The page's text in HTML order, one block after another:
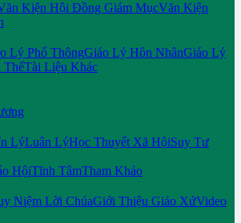
Kiện Hội Đồng Giám MụcVăn Kiện
Lý Phổ ThôngGiáo Lý Hôn NhânGiáo Lý
ThểTài Liệu Khác
LýLuân LýHọc Thuyết Xã HộiSuy Tư
HộiTĩnh TâmTham Khảo
Niệm Lời ChúaGiới Thiệu Giáo XứVideo